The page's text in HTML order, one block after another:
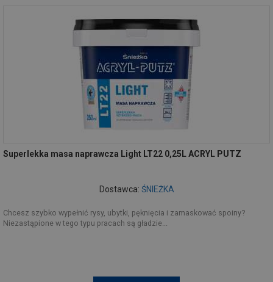
Superlekka masa naprawcza Light LT22 0,25L ACRYL PUTZ
Dostawca: ŚNIEŻKA
Chcesz szybko wypełnić rysy, ubytki, pęknięcia i zamaskować spoiny?
Niezastąpione w tego typu pracach są gładzie...